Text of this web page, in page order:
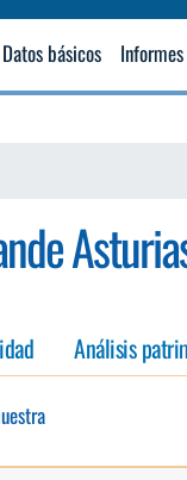
principal
Datos básicos Informes
Análisis